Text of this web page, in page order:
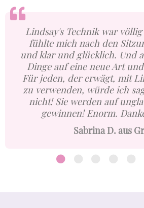
Lindsay's Technik war
fühlte mich nach den
und klar und glücklich. Und
Dinge auf eine neue Art
Für jeden, der erwägt, mit
zu verwenden, würde ich
nicht! Sie werden auf
gewinnen! Enorm.
Sabrina D. aus